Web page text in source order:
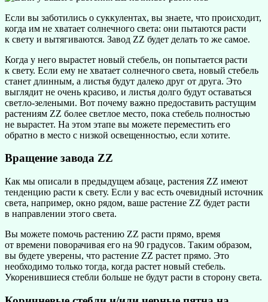
Если вы заботились о суккулентах, вы знаете, что происходит,
когда им не хватает солнечного света: они пытаются расти
к свету и вытягиваются. Завод ZZ будет делать то же самое.
Когда у него вырастет новый стебель, он попытается расти
к свету. Если ему не хватает солнечного света, новый стебель
станет длинным, а листья будут далеко друг от друга. Это
выглядит не очень красиво, и листья долго будут оставаться
светло-зелеными. Вот почему важно предоставить растущим
растениям ZZ более светлое место, пока стебель полностью
не вырастет. На этом этапе вы можете переместить его
обратно в место с низкой освещенностью, если хотите.
Вращение завода ZZ
Как мы описали в предыдущем абзаце, растения ZZ имеют
тенденцию расти к свету. Если у вас есть очевидный источник
света, например, окно рядом, ваше растение ZZ будет расти
в направлении этого света.
Вы можете помочь растению ZZ расти прямо, время
от времени поворачивая его на 90 градусов. Таким образом,
вы будете уверены, что растение ZZ растет прямо. Это
необходимо только тогда, когда растет новый стебель.
Укоренившиеся стебли больше не будут расти в сторону света.